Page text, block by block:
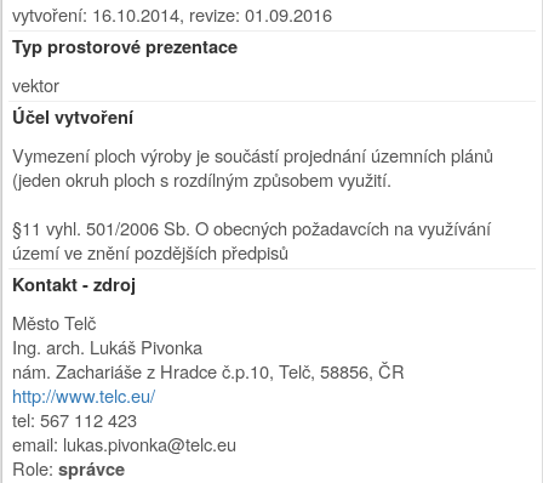
vytvoření: 16.10.2014, revize: 01.09.2016
Typ prostorové prezentace
vektor
Účel vytvoření
Vymezení ploch výroby je součástí projednání územních plánů
(jeden okruh ploch s rozdílným způsobem využití.
§11 vyhl. 501/2006 Sb. O obecných požadavcích na využívání
území ve znění pozdějších předpisů
Kontakt - zdroj
Město Telč
Ing. arch. Lukáš Pivonka
nám. Zachariáše z Hradce č.p.10, Telč, 58856, ČR
http://www.telc.eu/
tel: 567 112 423
email: lukas.pivonka@telc.eu
Role: správce